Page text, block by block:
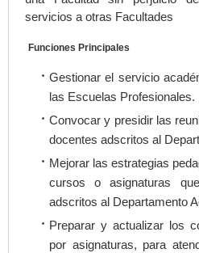
servicios a otras Facultades
Funciones Principales
Gestionar el servicio
las Escuelas Profesionales.
Convocar y presidir las
docentes adscritos al
Mejorar las estrategias
cursos o asignaturas
adscritos al Departamento
Preparar y actualizar los
por asignaturas, para